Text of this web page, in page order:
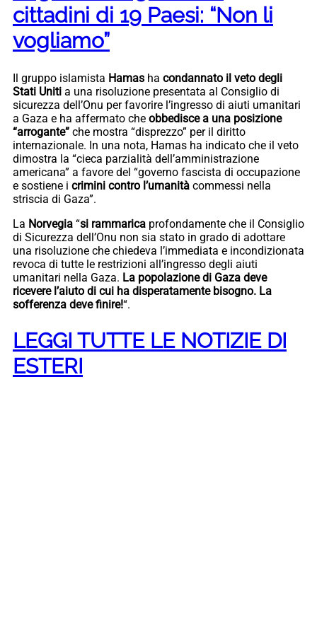
cittadini di 19 Paesi: “Non li
vogliamo”
Il gruppo islamista Hamas ha condannato il veto degli
Stati Uniti a una risoluzione presentata al Consiglio di
sicurezza dell’Onu per favorire l’ingresso di aiuti umanitari
a Gaza e ha affermato che obbedisce a una posizione
“arrogante” che mostra “disprezzo” per il diritto
internazionale. In una nota, Hamas ha indicato che il veto
dimostra la “cieca parzialità dell’amministrazione
americana” a favore del “governo fascista di occupazione
e sostiene i crimini contro l’umanità commessi nella
striscia di Gaza”.
La Norvegia “si rammarica profondamente che il Consiglio
di Sicurezza dell’Onu non sia stato in grado di adottare
una risoluzione che chiedeva l’immediata e incondizionata
revoca di tutte le restrizioni all’ingresso degli aiuti
umanitari nella Gaza. La popolazione di Gaza deve
ricevere l’aiuto di cui ha disperatamente bisogno. La
sofferenza deve finire!“.
LEGGI TUTTE LE NOTIZIE DI
ESTERI